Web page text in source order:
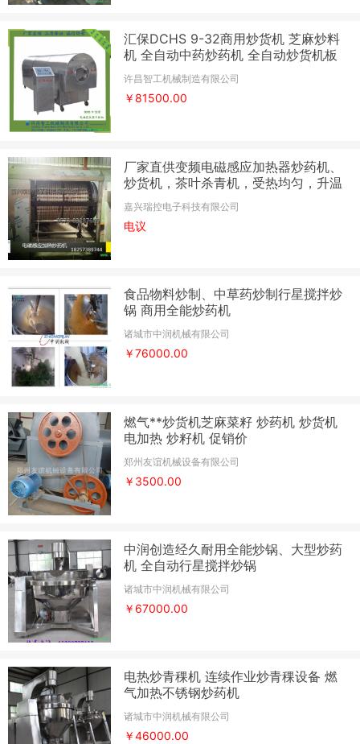
汇保DCHS 9-32商用炒货机 芝麻炒料
机 全自动中药炒药机 全自动炒货机板
栗开口机 栗子割口机 划口机 切口机
剪口
许昌智工机械制造有限公司
￥81500.00
厂家直供变频电磁感应加热器炒药机、
炒货机，茶叶杀青机，受热均匀，升温
快 电磁感应加热炒货机
嘉兴瑞控电子科技有限公司
电议
食品物料炒制、中草药炒制行星搅拌炒
锅 商用全能炒药机
诸城市中润机械有限公司
￥76000.00
燃气**炒货机芝麻菜籽 炒药机 炒货机
电加热 炒籽机 促销价
郑州友谊机械设备有限公司
￥3500.00
中润创造经久耐用全能炒锅、大型炒药
机 全自动行星搅拌炒锅
诸城市中润机械有限公司
￥67000.00
电热炒青稞机 连续作业炒青稞设备 燃
气加热不锈钢炒药机
诸城市中润机械有限公司
￥46000.00